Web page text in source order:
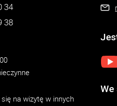
34
38
na wizytę w innych